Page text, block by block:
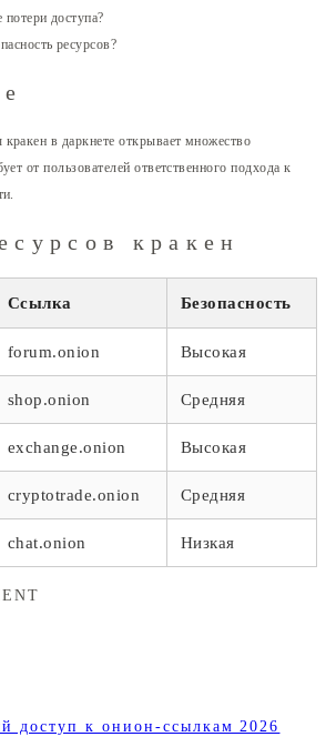
потери доступа?
ресурсов?
в даркнете открывает множество
от пользователей ответственного подхода к
кракен
Ссылка Безопасность
forum.onion Высокая
shop.onion Средняя
exchange.onion Высокая
cryptotrade.onion Средняя
chat.onion Низкая
доступ к онион-ссылкам 2026